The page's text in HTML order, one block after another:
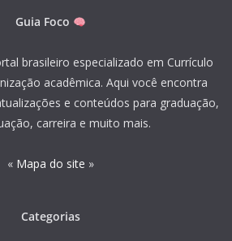
Guia Foco
brasileiro especializado em Currículo
acadêmica. Aqui você encontra
e conteúdos para graduação,
carreira e muito mais.
« Mapa do site »
Categorias